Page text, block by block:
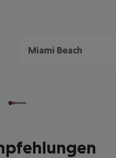
Miami Beach